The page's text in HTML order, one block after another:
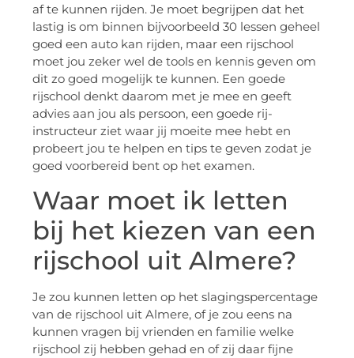
af te kunnen rijden. Je moet begrijpen dat het
lastig is om binnen bijvoorbeeld 30 lessen geheel
goed een auto kan rijden, maar een rijschool
moet jou zeker wel de tools en kennis geven om
dit zo goed mogelijk te kunnen. Een goede
rijschool denkt daarom met je mee en geeft
advies aan jou als persoon, een goede rij-
instructeur ziet waar jij moeite mee hebt en
probeert jou te helpen en tips te geven zodat je
goed voorbereid bent op het examen.
Waar moet ik letten
bij het kiezen van een
rijschool uit Almere?
Je zou kunnen letten op het slagingspercentage
van de rijschool uit Almere, of je zou eens na
kunnen vragen bij vrienden en familie welke
rijschool zij hebben gehad en of zij daar fijne